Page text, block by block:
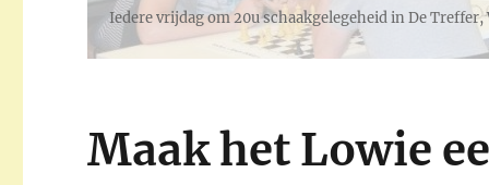
Iedere vrijdag om 20u schaakgelegeheid in De Treffer,
Maak het Lowie